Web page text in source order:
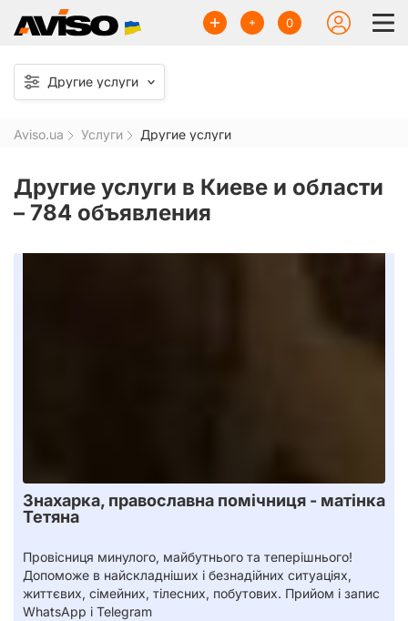
0
Другие услуги
Aviso.ua Услуги Другие услуги
Другие услуги в Киеве и области
– 784 объявления
Знахарка, православна помічниця - матінка
Тетяна
Провісниця минулого, майбутнього та теперішнього!
Допоможе в найскладніших і безнадійних ситуаціях,
життєвих, сімейних, тілесних, побутових. Прийом і запис
WhatsApp і Telegram